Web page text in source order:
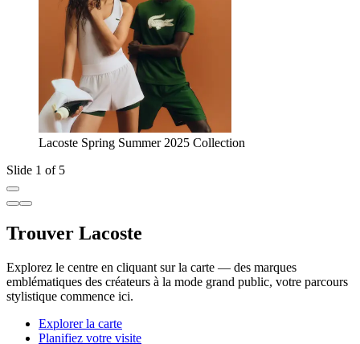
Lacoste Spring Summer 2025 Collection
Slide 1 of 5
Trouver Lacoste
Explorez le centre en cliquant sur la carte — des marques
emblématiques des créateurs à la mode grand public, votre parcours
stylistique commence ici.
Explorer la carte
Planifiez votre visite